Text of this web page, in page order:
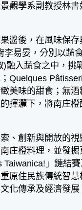
觀學系副教授林
後，在風味保存
易晏，分別以蔬
入蔬食之中，挑
Quelques
美味的甜食；無
揮灑下，將南庄
創新與開放的視
庄橙料理，並發
」鏈結
原住民族傳統智
化傳承及經濟發展